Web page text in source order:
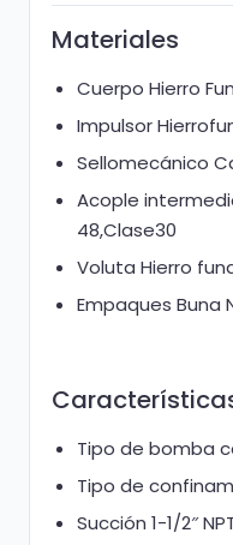
Materiales
Cuerpo Hierro
Impulsor
Sellomecánico
Acople
48,Clase30
Voluta Hierro
Empaques Buna
Tipo de bomba
Tipo de
Succión 1-1/2″